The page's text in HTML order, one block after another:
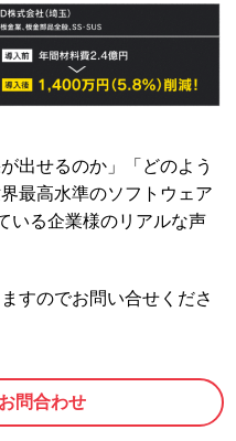
出せるのか」「どのよう
最高水準のソフトウェア
いる企業様のリアルな声
すのでお問い合せくださ
問合わせ